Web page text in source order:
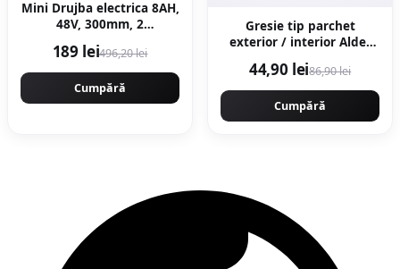
Mini Drujba electrica 8AH,
48V, 300mm, 2
ungere automata, 1800w,
CAMPION CMP1756
189 lei496,20 lei
Cumpără
Gresie tip parchet
exterior / interior Alder
portelanata
44,90 lei86,90 lei
Cumpără